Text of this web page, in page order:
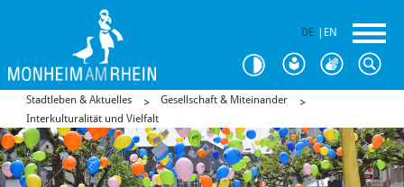
DE EN
Stadtleben & Aktuelles
Gesellschaft & Miteinander
Interkulturalität und Vielfalt